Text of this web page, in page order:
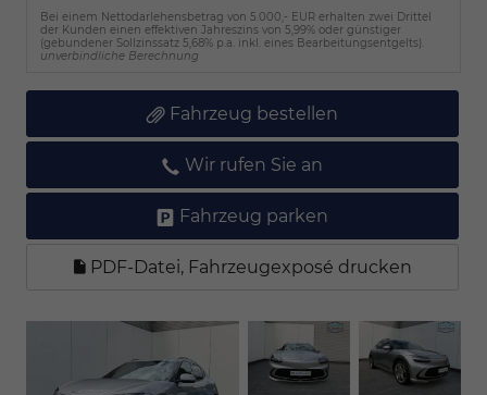
Bei einem Nettodarlehensbetrag von 5.000,- EUR erhalten zwei Drittel
der Kunden einen effektiven Jahreszins von 5,99% oder günstiger
(gebundener Sollzinssatz 5,68% p.a. inkl. eines Bearbeitungsentgelts).
unverbindliche Berechnung
Fahrzeug bestellen
Wir rufen Sie an
Fahrzeug parken
PDF-Datei, Fahrzeugexposé drucken